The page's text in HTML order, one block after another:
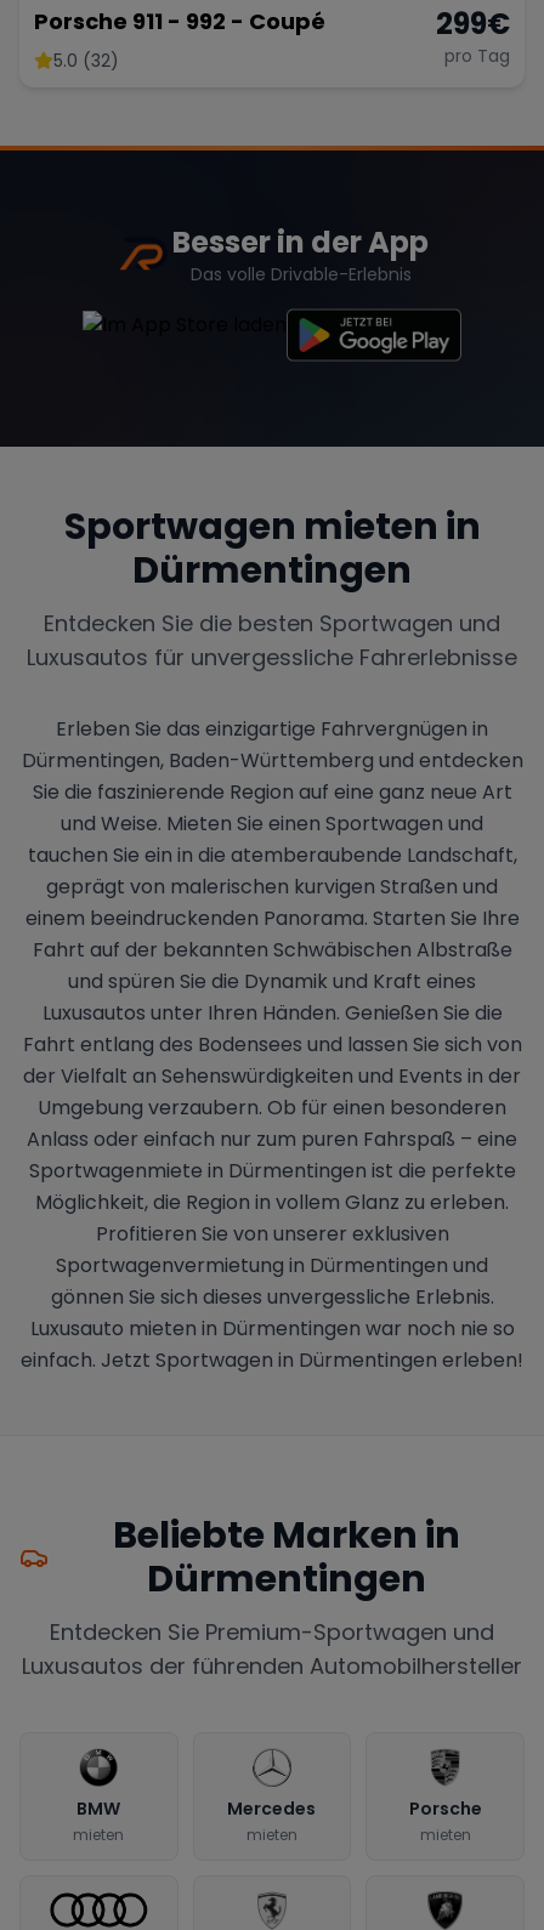
Porsche 911 - 992 - Coupé
5.0 (32)
299€
pro Tag
Besser in der App
Das volle Drivable-Erlebnis
Sportwagen mieten in
Dürmentingen
Entdecken Sie die besten Sportwagen und
Luxusautos für unvergessliche Fahrerlebnisse
Erleben Sie das einzigartige Fahrvergnügen in
Dürmentingen, Baden-Württemberg und entdecken
Sie die faszinierende Region auf eine ganz neue Art
und Weise. Mieten Sie einen Sportwagen und
tauchen Sie ein in die atemberaubende Landschaft,
geprägt von malerischen kurvigen Straßen und
einem beeindruckenden Panorama. Starten Sie Ihre
Fahrt auf der bekannten Schwäbischen Albstraße
und spüren Sie die Dynamik und Kraft eines
Luxusautos unter Ihren Händen. Genießen Sie die
Fahrt entlang des Bodensees und lassen Sie sich von
der Vielfalt an Sehenswürdigkeiten und Events in der
Umgebung verzaubern. Ob für einen besonderen
Anlass oder einfach nur zum puren Fahrspaß – eine
Sportwagenmiete in Dürmentingen ist die perfekte
Möglichkeit, die Region in vollem Glanz zu erleben.
Profitieren Sie von unserer exklusiven
Sportwagenvermietung in Dürmentingen und
gönnen Sie sich dieses unvergessliche Erlebnis.
Luxusauto mieten in Dürmentingen war noch nie so
einfach. Jetzt Sportwagen in Dürmentingen erleben!
Beliebte Marken in
Dürmentingen
Entdecken Sie Premium-Sportwagen und
Luxusautos der führenden Automobilhersteller
BMW
mieten
Mercedes
mieten
Porsche
mieten